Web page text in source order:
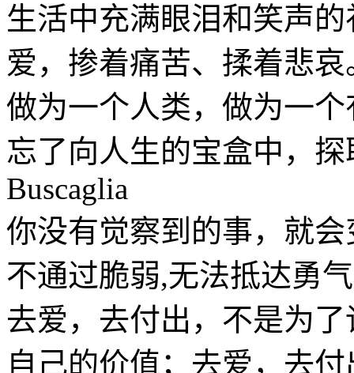
生活中充满眼泪和笑声
爱，掺着痛苦、揉着悲
做为一个人类，做为一
忘了向人生的宝盒中，
Buscaglia
你没有觉察到的事，就
不通过脆弱,无法抵达勇
去爱，去付出，不是为
自己的价值；去爱，去